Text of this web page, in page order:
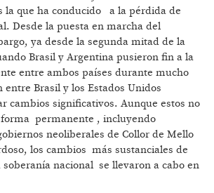
la que ha conducido a la pérdida de
Desde la puesta en marcha del
ya desde la segunda mitad de la
Brasil y Argentina pusieron fin a la
entre ambos países durante mucho
Brasil y los Estados Unidos
cambios significativos. Aunque estos no
permanente , incluyendo
neoliberales de Collor de Mello
los cambios más sustanciales de
nacional se llevaron a cabo en